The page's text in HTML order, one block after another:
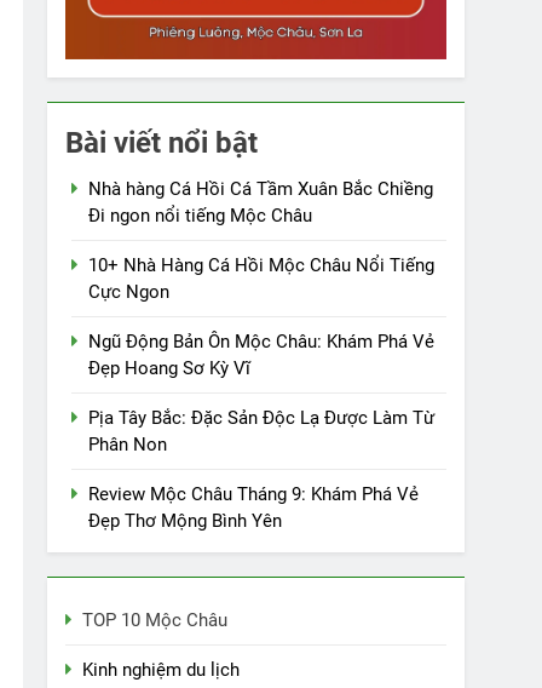
Bài viết nổi bật
Nhà hàng Cá Hồi Cá Tầm Xuân Bắc Chiềng
Đi ngon nổi tiếng Mộc Châu
10+ Nhà Hàng Cá Hồi Mộc Châu Nổi Tiếng
Cực Ngon
Ngũ Động Bản Ôn Mộc Châu: Khám Phá Vẻ
Đẹp Hoang Sơ Kỳ Vĩ
Pịa Tây Bắc: Đặc Sản Độc Lạ Được Làm Từ
Phân Non
Review Mộc Châu Tháng 9: Khám Phá Vẻ
Đẹp Thơ Mộng Bình Yên
TOP 10 Mộc Châu
Kinh nghiệm du lịch